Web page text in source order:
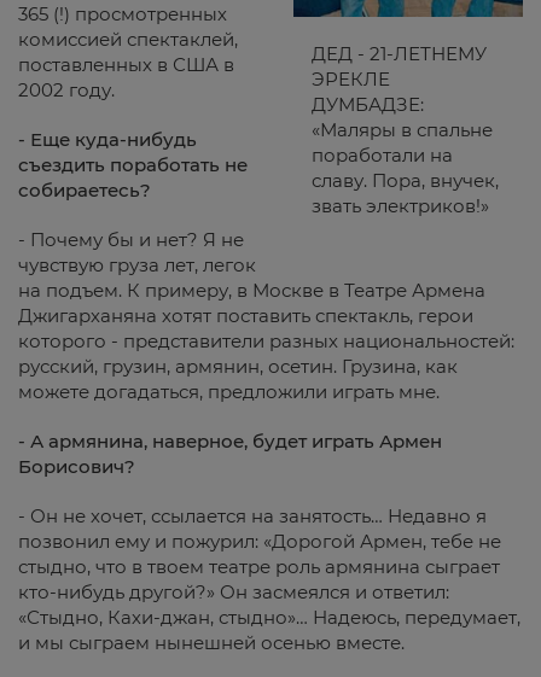
ДЕД - 21-ЛЕТНЕМУ
ЭРЕКЛЕ
ДУМБАДЗЕ:
«Маляры в спальне
поработали на
славу. Пора, внучек,
звать электриков!»
365 (!) просмотренных
комиссией спектаклей,
поставленных в США в
2002 году.
- Еще куда-нибудь
съездить поработать не
собираетесь?
- Почему бы и нет? Я не
чувствую груза лет, легок
на подъем. К примеру, в Москве в Театре Армена
Джигарханяна хотят поставить спектакль, герои
которого - представители разных национальностей:
русский, грузин, армянин, осетин. Грузина, как
можете догадаться, предложили играть мне.
- А армянина, наверное, будет играть Армен
Борисович?
- Он не хочет, ссылается на занятость… Недавно я
позвонил ему и пожурил: «Дорогой Армен, тебе не
стыдно, что в твоем театре роль армянина сыграет
кто-нибудь другой?» Он засмеялся и ответил:
«Стыдно, Кахи-джан, стыдно»… Надеюсь, передумает,
и мы сыграем нынешней осенью вместе.